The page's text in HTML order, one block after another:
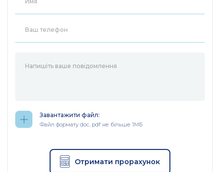
пропускной способности и отказоустойчивости
подключений в многопользовательской среде.
при подключении к роутеру сетевого хранилища или
файлового сервера.
Подключив свой маршрутизатор Keenetic к
настроить управление домашними сетями,
просматривать подключенные и зарегистрированные
недельного расписания для членов вашей семьи,
мониторинг их активности в Интернете, управление
Файл формату doc, pdf не більше 1МБ
Завантажити файл:
Отримати прорахунок